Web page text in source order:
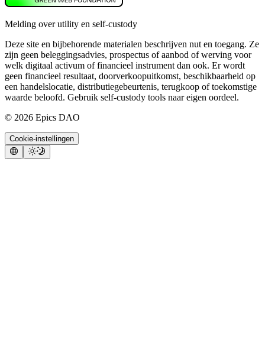
Melding over utility en self-custody
Deze site en bijbehorende materialen beschrijven nut en toegang. Ze
zijn geen beleggingsadvies, prospectus of aanbod of werving voor
welk digitaal activum of financieel instrument dan ook. Er wordt
geen financieel resultaat, doorverkoopuitkomst, beschikbaarheid op
een handelslocatie, distributiegebeurtenis, terugkoop of toekomstige
waarde beloofd. Gebruik self-custody tools naar eigen oordeel.
© 2026 Epics DAO
Cookie-instellingen